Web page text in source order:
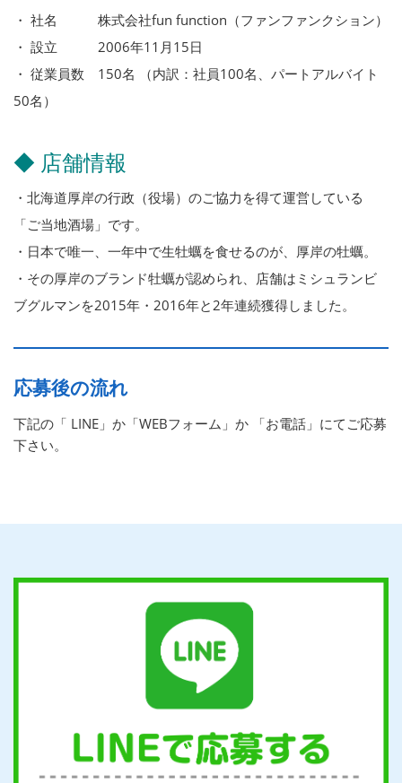
・ 社名 株式会社fun function（ファンファンクション）
・ 設立 2006年11月15日
・ 従業員数 150名 （内訳：社員100名、パートアルバイト
50名）
◆ 店舗情報
・北海道厚岸の行政（役場）のご協力を得て運営している
「ご当地酒場」です。
・日本で唯一、一年中で生牡蠣を食せるのが、厚岸の牡蠣。
・その厚岸のブランド牡蠣が認められ、店舗はミシュランビ
ブグルマンを2015年・2016年と2年連続獲得しました。
応募後の流れ
下記の「 LINE」か「WEBフォーム」か 「お電話」にてご応募
下さい。